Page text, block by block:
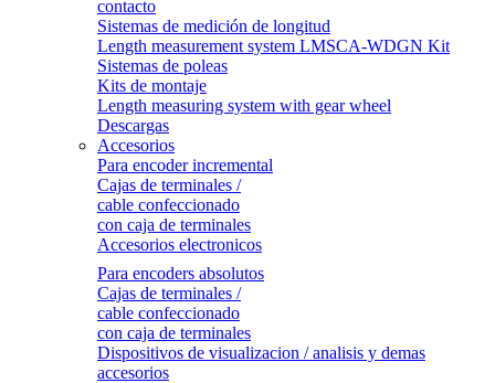
contacto
Sistemas de medición de longitud
Length measurement system LMSCA-WDGN Kit
Sistemas de poleas
Kits de montaje
Length measuring system with gear wheel
Descargas
Accesorios
Para encoder incremental
Cajas de terminales /
cable confeccionado
con caja de terminales
Accesorios electronicos
Para encoders absolutos
Cajas de terminales /
cable confeccionado
con caja de terminales
Dispositivos de visualizacion / analisis y demas
accesorios